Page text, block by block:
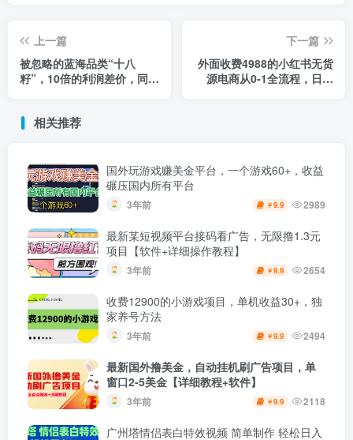
上一篇
被忽略的蓝海品类“十八
籽”，10倍的利润差价，同行
下一篇
外面收费4988的小红书无货
源电商从0-1全流程，日入
相关推荐
国外玩游戏赚美金平台，一个游戏60+，收益
碾压国内所有平台
3年前 ￥9.9 2989
最新某短视频平台接码看广告，无限撸1.3元
项目【软件+详细操作教程】
3年前 ￥9.9 2654
收费12900的小游戏项目，单机收益30+，独
家养号方法
3年前 ￥9.9 2494
最新国外撸美金，自动挂机刷广告项目，单
窗口2-5美金【详细教程+软件】
3年前 ￥9.9 2118
广州塔情侣表白特效视频 简单制作 轻松日入